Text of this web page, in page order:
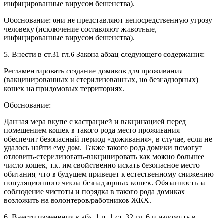
инфицированные вирусом бешенства).
Обоснование: они не представляют непосредственную угрозу
человеку (исключение составляют животные,
инфицированные вирусом бешенства).
5. Внести в ст.31 гл.6 Закона абзац следующего содержания:
Регламентировать создание домиков для проживания
(вакцинированных и стерилизованных, но безнадзорных)
кошек на придомовых территориях.
Обоснование:
Данная мера вкупе с кастрацией и вакцинацией перед
помещением кошек в такого рода место проживания
обеспечит безопасный период «доживания», в случае, если не
удалось найти ему дом. Также такого рода домики помогут
отловить-стерилизовать-вакцинировать как можно большее
число кошек, т.к. им свойственно искать безопасное место
обитания, что в будущем приведет к естественному снижению
популяционного числа безнадзорных кошек. Обязанность за
соблюдение чистоты и порядка в такого рода домиках
возложить на волонтеров/работников ЖКХ.